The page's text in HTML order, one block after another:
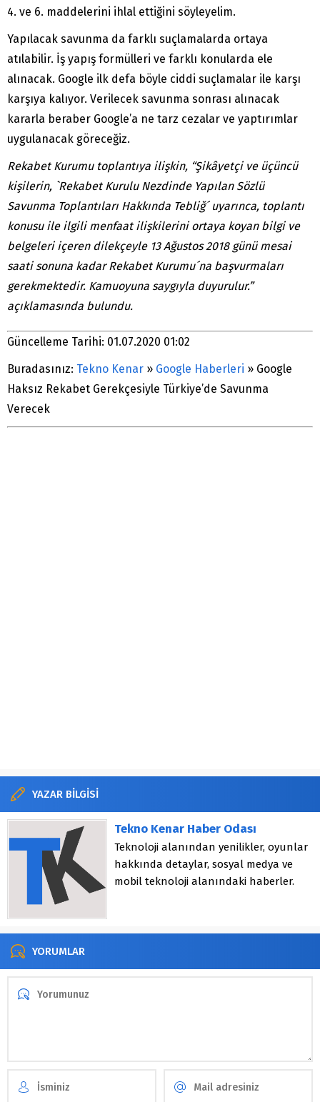
4. ve 6. maddelerini ihlal ettiğini söyleyelim.
Yapılacak savunma da farklı suçlamalarda ortaya
atılabilir. İş yapış formülleri ve farklı konularda ele
alınacak. Google ilk defa böyle ciddi suçlamalar ile karşı
karşıya kalıyor. Verilecek savunma sonrası alınacak
kararla beraber Google’a ne tarz cezalar ve yaptırımlar
uygulanacak göreceğiz.
Rekabet Kurumu toplantıya ilişkin, “Şikâyetçi ve üçüncü
kişilerin, `Rekabet Kurulu Nezdinde Yapılan Sözlü
Savunma Toplantıları Hakkında Tebliğ´ uyarınca, toplantı
konusu ile ilgili menfaat ilişkilerini ortaya koyan bilgi ve
belgeleri içeren dilekçeyle 13 Ağustos 2018 günü mesai
saati sonuna kadar Rekabet Kurumu´na başvurmaları
gerekmektedir. Kamuoyuna saygıyla duyurulur.”
açıklamasında bulundu.
Güncelleme Tarihi: 01.07.2020 01:02
Buradasınız: Tekno Kenar » Google Haberleri » Google
Haksız Rekabet Gerekçesiyle Türkiye’de Savunma
Verecek
YAZAR BİLGİSİ
Tekno Kenar Haber Odası
Teknoloji alanından yenilikler, oyunlar
hakkında detaylar, sosyal medya ve
mobil teknoloji alanındaki haberler.
YORUMLAR